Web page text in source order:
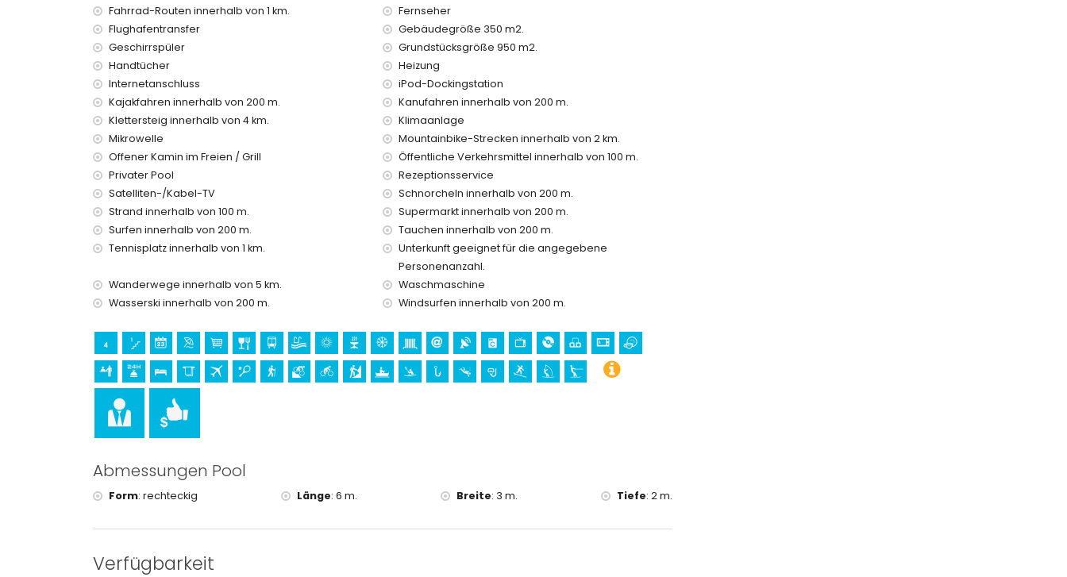
Internet (WiFi)
Staubsauger sowie Bügeleisen und Bügelbrett
Bettwäsche und Handtücher
Empfangsservice und 24-Stunden-Notdienst
Zentralheizung und Klimaanlage
Einrichtungen und Dienstleistungen gegen Aufpreis
Flughafentransfer
Zusatzbett und Kinderbetten (auf Anfrage)
Unterhaltungs- und Freizeitaktivitäten für Ihren Urlaub in Jávea, Costa Blanca
Promenade (El Arenal und Jávea) (innerhalb von 500 Metern von der Unterkunft)
Kino und Theater (innerhalb von 5 Kilometern von der Unterkunft)
Sehenswürdigkeiten und Kultur in Jávea, Costa Blanca
Museum (Histórico de Jávea, Jávea), Kirche (San Bartolomé, Pueblo, Jávea), Ruine (Molinos de Viento,
Jávea), Denkmal (Pueblo de Jávea, Jávea), architektonisches Gebäude (Histórico de Jávea, Jávea),
historischer Ort (Pueblo de Jávea und Jávea) (innerhalb von 5 Kilometern von der Unterkunft)
Burg (Portal de la Vila und Denia) (innerhalb von 25 Kilometern von der Unterkunft)
Tennis, Radfahren, Kanufahren, Kajakfahren, Angeln, Tauchen, Schnorcheln, Surfen, Windsurfen und Wasserski
(innerhalb von 1000 Metern von der Villa)
Wandern, Mountainbiking und Klettern (innerhalb von 5 Kilometern von der Villa)
Golf (Jávea Golf) (innerhalb von 10 Kilometern von der Villa)
Fahrrad-Routen innerhalb von 1 km.
Fernseher
Flughafentransfer
Gebäudegröße 350 m2.
Geschirrspüler
Grundstücksgröße 950 m2.
Handtücher
Heizung
Internetanschluss
iPod-Dockingstation
Kajakfahren innerhalb von 200 m.
Kanufahren innerhalb von 200 m.
Klettersteig innerhalb von 4 km.
Klimaanlage
Mikrowelle
Mountainbike-Strecken innerhalb von 2 km.
Offener Kamin im Freien / Grill
Öffentliche Verkehrsmittel innerhalb von 100 m.
Privater Pool
Rezeptionsservice
Satelliten-/Kabel-TV
Schnorcheln innerhalb von 200 m.
Strand innerhalb von 100 m.
Supermarkt innerhalb von 200 m.
Surfen innerhalb von 200 m.
Tauchen innerhalb von 200 m.
Tennisplatz innerhalb von 1 km.
Unterkunft geeignet für die angegebene
Personenanzahl.
Wanderwege innerhalb von 5 km.
Waschmaschine
Wasserski innerhalb von 200 m.
Windsurfen innerhalb von 200 m.
Abmessungen Pool
Form: rechteckig Länge: 6 m. Breite: 3 m. Tiefe: 2 m.
Verfügbarkeit